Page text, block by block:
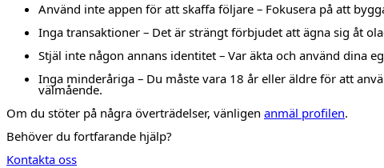
Använd inte appen för att skaffa följare – Fokusera på att
Inga transaktioner – Det är strängt förbjudet att ägna sig åt
Stjäl inte någon annans identitet – Var äkta och använd dina
Inga minderåriga – Du måste vara 18 år eller äldre för att
välmående.
Om du stöter på några överträdelser, vänligen anmäl profilen.
Behöver du fortfarande hjälp?
Kontakta oss